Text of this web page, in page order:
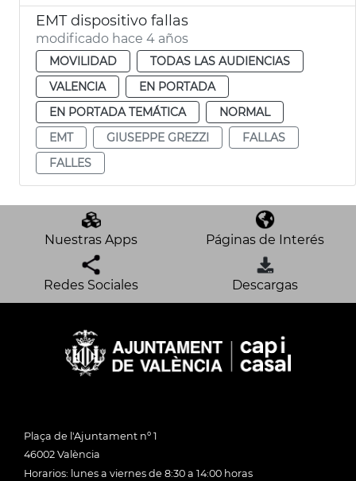
EMT dispositivo fallas
modificado hace 4 años
MOVILIDAD
TODAS LAS AUDIENCIAS
VALENCIA
EN PORTADA
EN PORTADA TEMÁTICA
NORMAL
EMT
GIUSEPPE GREZZI
FALLAS
FALLES
Nuestras Apps Páginas de Interés
Redes Sociales Descargas
Plaça de l'Ajuntament nº 1
46002 València
Horarios: lunes a viernes de 8:30 a 14:00 horas